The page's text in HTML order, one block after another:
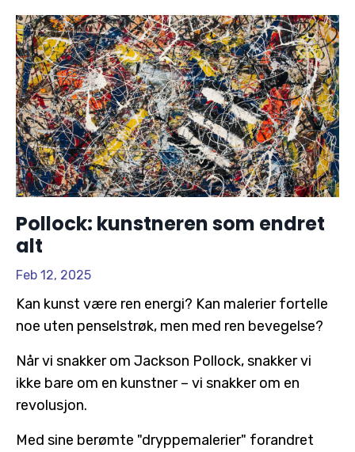
Pollock: kunstneren som endret
alt
Feb 12, 2025
Kan kunst være ren energi? Kan malerier fortelle
noe uten penselstrøk, men med ren bevegelse?
Når vi snakker om Jackson Pollock, snakker vi
ikke bare om en kunstner – vi snakker om en
revolusjon.
Med sine berømte "dryppemalerier" forandret